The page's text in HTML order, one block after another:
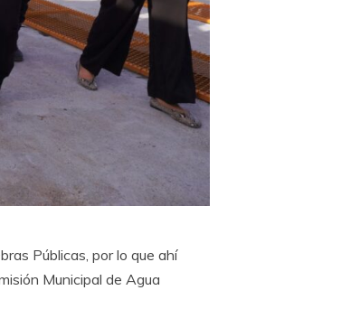
Públicas, por lo que ahí
Municipal de Agua